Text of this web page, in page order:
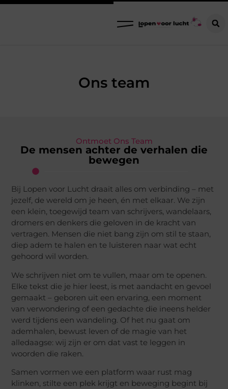
Ons team
Ontmoet Ons Team
De mensen achter de verhalen die
bewegen
Bij Lopen voor Lucht draait alles om verbinding – met
jezelf, de wereld om je heen, én met elkaar. We zijn
een klein, toegewijd team van schrijvers, wandelaars,
dromers en denkers die geloven in de kracht van
vertragen. Mensen die niet bang zijn om stil te staan,
diep adem te halen en te luisteren naar wat echt
gehoord wil worden.
We schrijven niet om te vullen, maar om te openen.
Elke tekst die je hier leest, is met aandacht en gevoel
gemaakt – geboren uit een ervaring, een moment
van verwondering of een gedachte die ineens helder
werd tijdens een wandeling. Of het nu gaat om
ademhalen, bewust leven of de magie van het
alledaagse: wij zijn er om dat vast te leggen in
woorden die raken.
Samen vormen we een platform waar rust mag
klinken, stilte een plek krijgt en beweging begint bij